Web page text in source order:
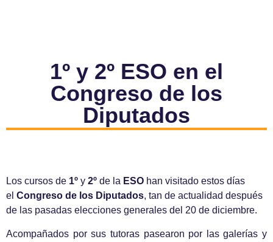
1º y 2º ESO en el
Congreso de los
Diputados
Los cursos de 1º y 2º de la ESO han visitado estos días
el Congreso de los Diputados, tan de actualidad después
de las pasadas elecciones generales del 20 de diciembre.
Acompañados por sus tutoras pasearon por las galerías y